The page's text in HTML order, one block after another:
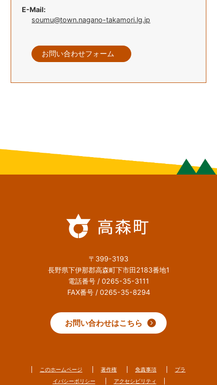
E-Mail:
soumu@town.nagano-takamori.lg.jp
お問い合わせフォーム
〒399-3193
長野県下伊那郡高森町下市田2183番地1
電話番号 / 0265-35-3111
FAX番号 / 0265-35-8294
お問い合わせはこちら
このホームページ 著作権 免責事項
プラ
イバシーポリシー
アクセシビリティ